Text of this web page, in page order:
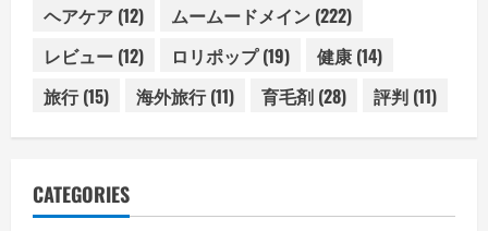
ヘアケア (12) ムームードメイン (222)
レビュー (12) ロリポップ(19) 健康 (14)
旅行(15) 海外旅行(11) 育毛剤 (28) 評判 (11)
CATEGORIES